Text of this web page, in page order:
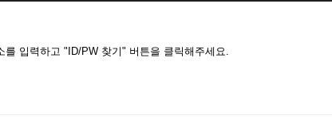
입력하고 "ID/PW 찾기" 버튼을 클릭해주세요.